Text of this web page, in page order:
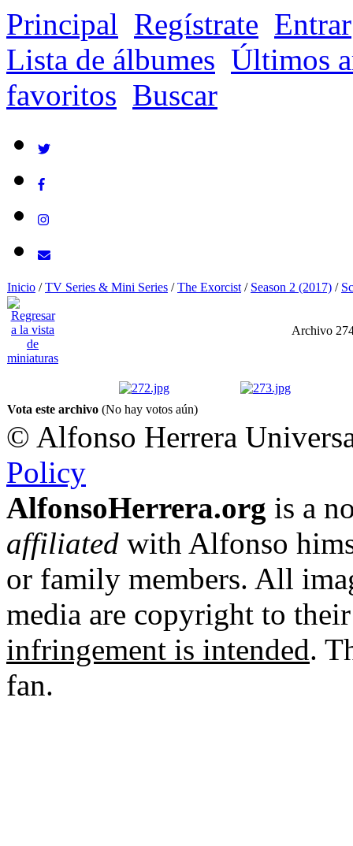
Principal Regístrate Entrar
Lista de álbumes Últimos
favoritos Buscar
Inicio /TV Series & Mini Series /The Exorcist / Season 2 (2017) /
Archivo
Vota este archivo (No hay votos aún)
© Alfonso Herrera
Policy
AlfonsoHerrera.org is a
affiliated with Alfonso
or family members. All
media are copyright to
infringement is intended.
fan.